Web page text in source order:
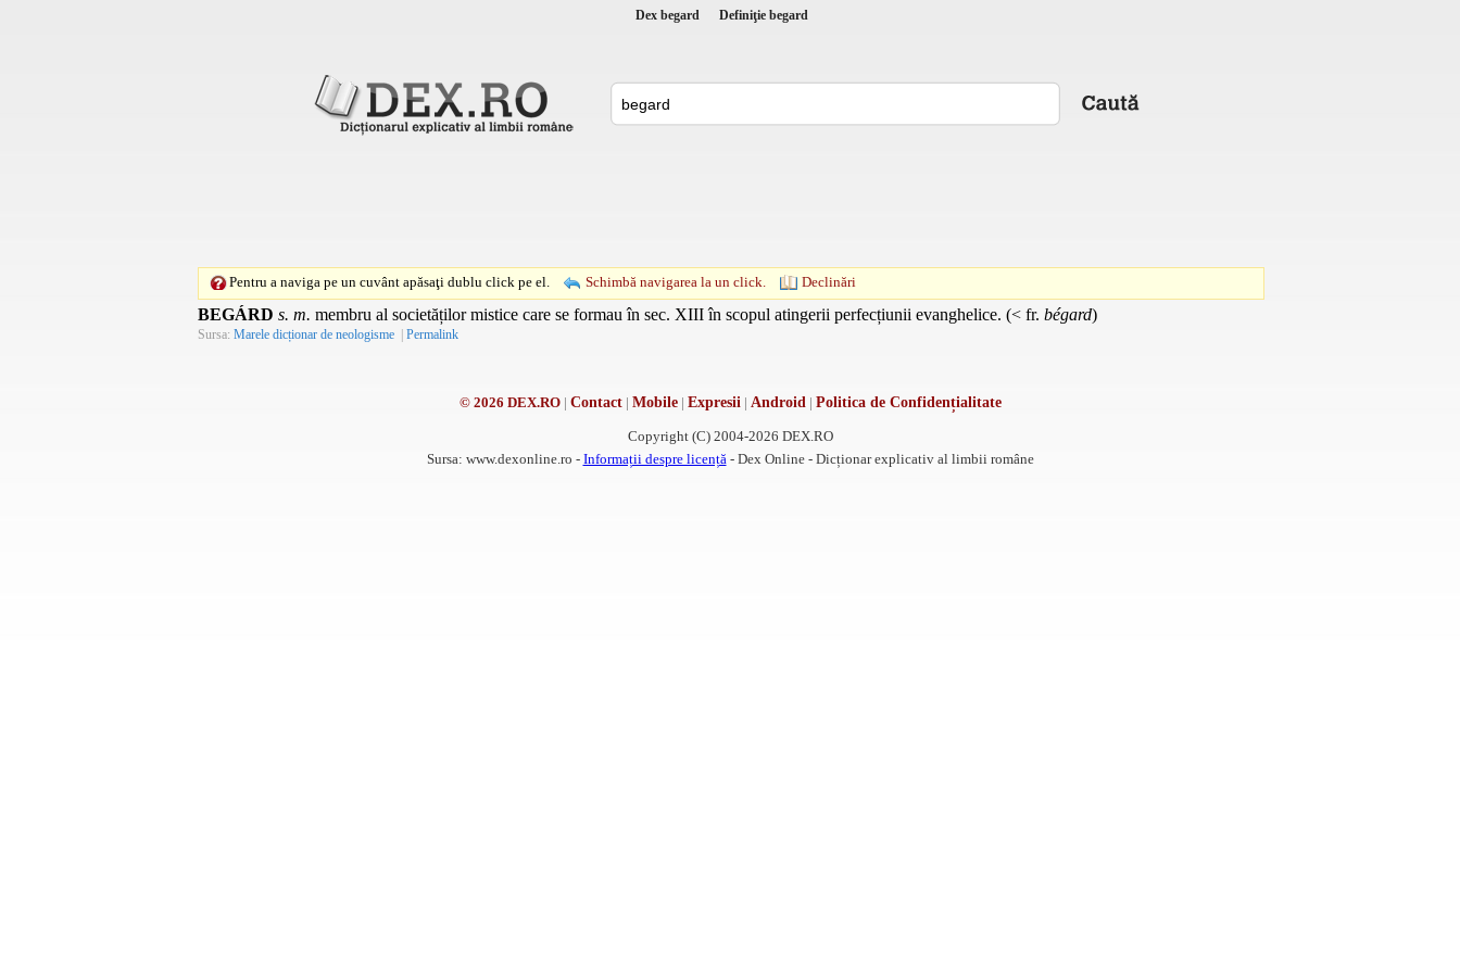
Dex begard Definiţie begard
Pentru a naviga pe un cuvânt apăsaţi dublu click pe el. Schimbă navigarea la un click. Declinări
BEGÁRD s. m. membru al societăților mistice care se formau în sec. XIII în scopul atingerii perfecțiunii evanghelice. (< fr. bégard)
Sursa: Marele dicționar de neologisme | Permalink
© 2026 DEX.RO| Contact| Mobile| Expresii | Android | Politica de Confidențialitate
Copyright (C) 2004-2026 DEX.RO
Sursa: www.dexonline.ro - Informații despre licență - Dex Online - Dicționar explicativ al limbii române